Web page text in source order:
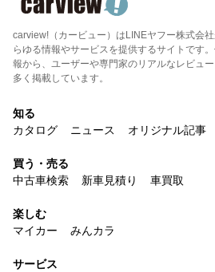
carview!（カービュー）はLINEヤフー株式会
らゆる情報やサービスを提供するサイトです
報から、ユーザーや専門家のリアルなレビュ
多く掲載しています。
知る
カタログ
ニュース オリジナル記事
買う・売る
中古車検索
新車見積り 車買取
楽しむ
マイカー
みんカラ
サービス